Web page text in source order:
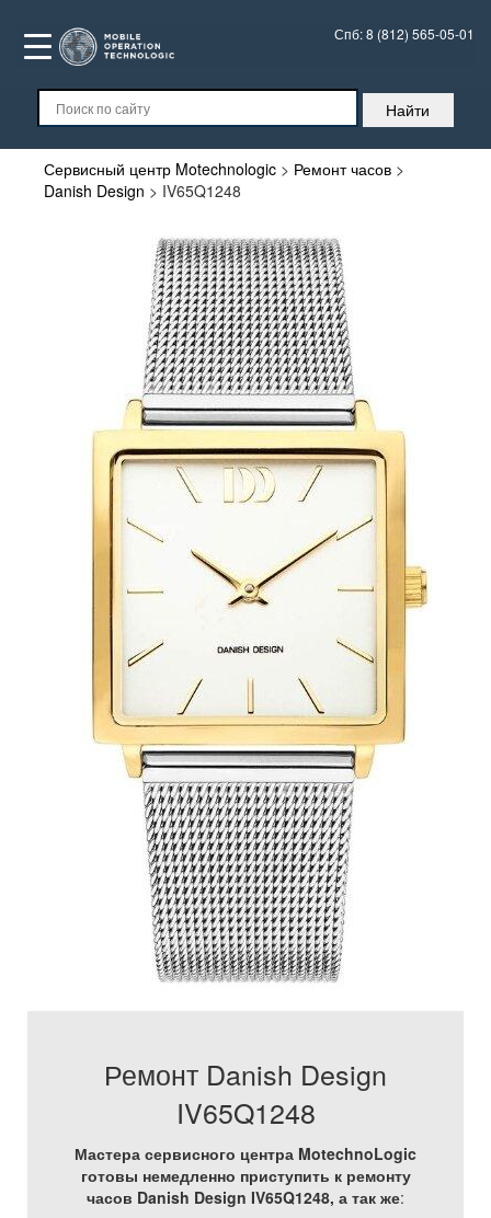
Спб:8 (812) 565-05-01
Сервисный центр Motechnologic > Ремонт часов >
Danish Design > IV65Q1248
Ремонт Danish Design
IV65Q1248
Мастера сервисного центра MotechnoLogic
готовы немедленно приступить к ремонту
часов Danish Design IV65Q1248, а так же: